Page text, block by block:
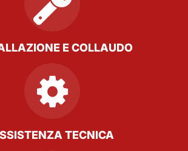
E COLLAUDO
TECNICA